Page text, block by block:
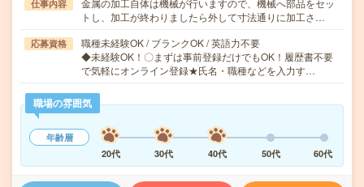
仕事内容
金属の加工自体は機械が行いますので、機械へ部品をセッ
トし、加工が終わりましたら外して寸法通りに加工さ…
応募資格
職種未経験OK / ブランクOK / 英語力不要
◆未経験OK！〇まずは事前登録だけでもOK！履歴書不要
で気軽にオンライン登録★氏名・職種などを入力す…
職場の雰囲気
年齢層
20代
30代 40代 50代 60代